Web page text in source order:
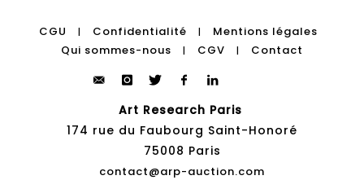
CGU | Confidentialité |
Mentions légales
Qui sommes-nous
| CGV | Contact
Art Research Paris
174 rue du Faubourg Saint-Honoré
75008 Paris
contact@arp-auction.com